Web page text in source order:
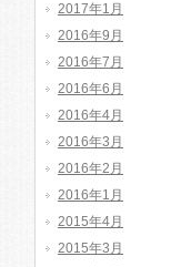
2017年1月
2016年9月
2016年7月
2016年6月
2016年4月
2016年3月
2016年2月
2016年1月
2015年4月
2015年3月